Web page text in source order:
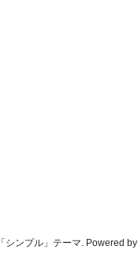
「シンプル」テーマ. Powered by